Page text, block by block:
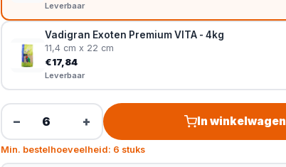
Leverbaar
Vadigran Exoten Premium VITA - 4kg
11,4 cm x 22 cm
€17,84
Leverbaar
− + In winkelwagen
Min. bestelhoeveelheid: 6 stuks